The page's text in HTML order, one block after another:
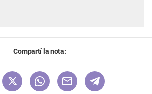
Compartí la nota: